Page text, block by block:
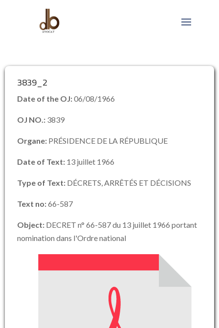
3839_2
Date of the OJ:06/08/1966
OJ NO.: 3839
Organe: PRÉSIDENCE DE LA RÉPUBLIQUE
Date of Text: 13 juillet 1966
Type of Text: DÉCRETS, ARRÊTÉS ET DÉCISIONS
Text no:66-587
Object: DECRET n° 66-587 du 13 juillet 1966 portant
nomination dans l'Ordre national